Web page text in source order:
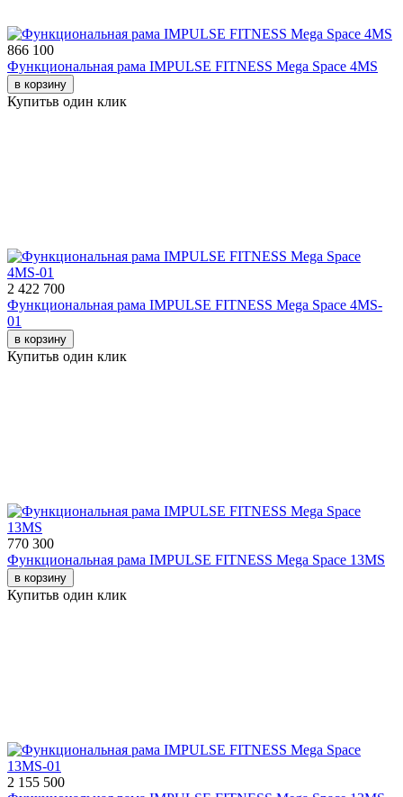
866 100
Функциональная рама IMPULSE FITNESS Mega Space 4MS
в корзину
Купитьв один клик
2 422 700
Функциональная рама IMPULSE FITNESS Mega Space 4MS-
01
в корзину
Купитьв один клик
770 300
Функциональная рама IMPULSE FITNESS Mega Space 13MS
в корзину
Купитьв один клик
2 155 500